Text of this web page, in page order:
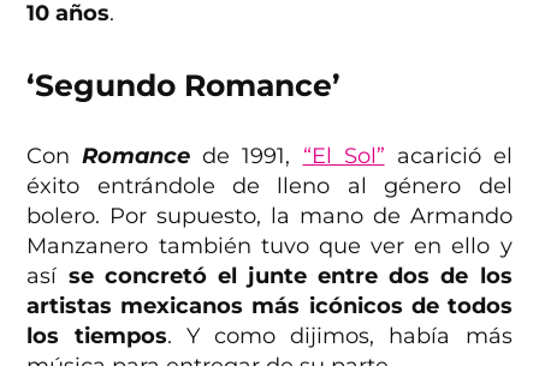
10 años.
‘Segundo Romance’
ConRomance de 1991, “El Sol” acarició el
éxito entrándole de lleno al género del
bolero. Por supuesto, la mano de Armando
Manzanero también tuvo que ver en ello y
así se concretó el junte entre dos de los
artistas mexicanos más icónicos de todos
los tiempos. Y como dijimos, había más